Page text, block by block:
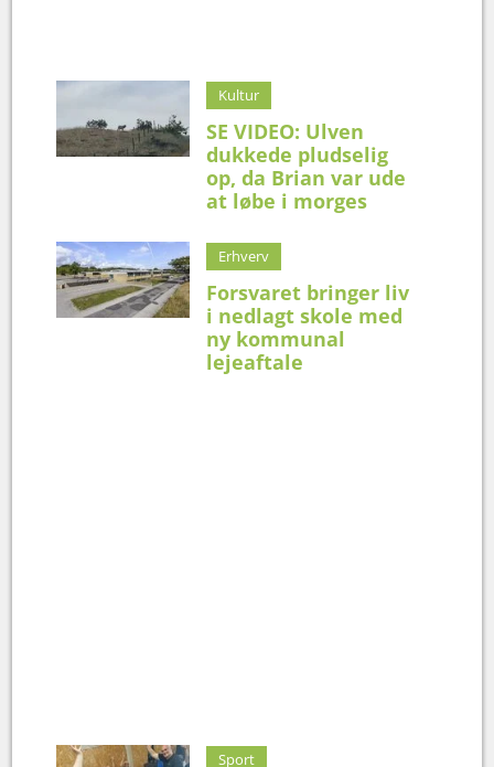
Kultur
SE VIDEO: Ulven
dukkede pludselig
op, da Brian var ude
at løbe i morges
Erhverv
Forsvaret bringer liv
i nedlagt skole med
ny kommunal
lejeaftale
Sport